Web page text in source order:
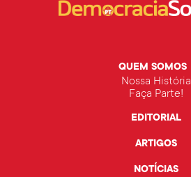
QUEM SOMOS
Nossa História
Faça Parte!
EDITORIAL
ARTIGOS
NOTÍCIAS